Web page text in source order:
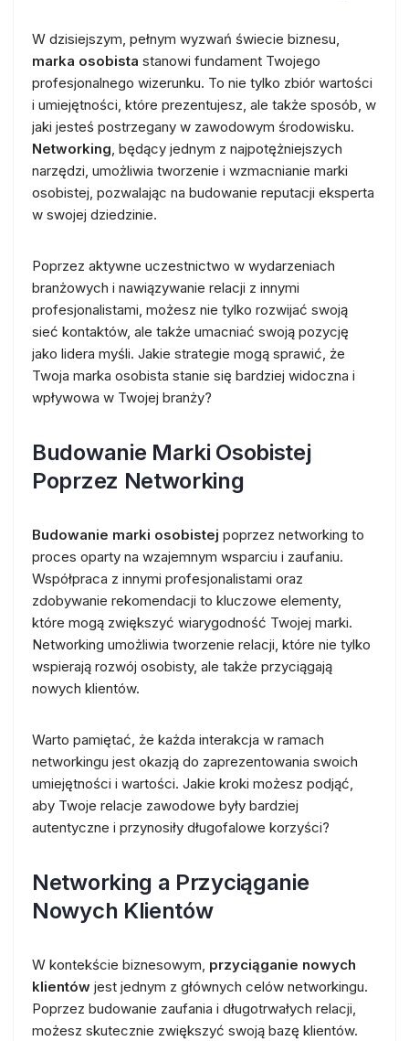
W dzisiejszym, pełnym wyzwań świecie biznesu,
marka osobista stanowi fundament Twojego
profesjonalnego wizerunku. To nie tylko zbiór wartości
i umiejętności, które prezentujesz, ale także sposób, w
jaki jesteś postrzegany w zawodowym środowisku.
Networking, będący jednym z najpotężniejszych
narzędzi, umożliwia tworzenie i wzmacnianie marki
osobistej, pozwalając na budowanie reputacji eksperta
w swojej dziedzinie.
Poprzez aktywne uczestnictwo w wydarzeniach
branżowych i nawiązywanie relacji z innymi
profesjonalistami, możesz nie tylko rozwijać swoją
sieć kontaktów, ale także umacniać swoją pozycję
jako lidera myśli. Jakie strategie mogą sprawić, że
Twoja marka osobista stanie się bardziej widoczna i
wpływowa w Twojej branży?
Budowanie Marki Osobistej
Poprzez Networking
Budowanie marki osobistej poprzez networking to
proces oparty na wzajemnym wsparciu i zaufaniu.
Współpraca z innymi profesjonalistami oraz
zdobywanie rekomendacji to kluczowe elementy,
które mogą zwiększyć wiarygodność Twojej marki.
Networking umożliwia tworzenie relacji, które nie tylko
wspierają rozwój osobisty, ale także przyciągają
nowych klientów.
Warto pamiętać, że każda interakcja w ramach
networkingu jest okazją do zaprezentowania swoich
umiejętności i wartości. Jakie kroki możesz podjąć,
aby Twoje relacje zawodowe były bardziej
autentyczne i przynosiły długofalowe korzyści?
Networking a Przyciąganie
Nowych Klientów
W kontekście biznesowym, przyciąganie nowych
klientów jest jednym z głównych celów networkingu.
Poprzez budowanie zaufania i długotrwałych relacji,
możesz skutecznie zwiększyć swoją bazę klientów.